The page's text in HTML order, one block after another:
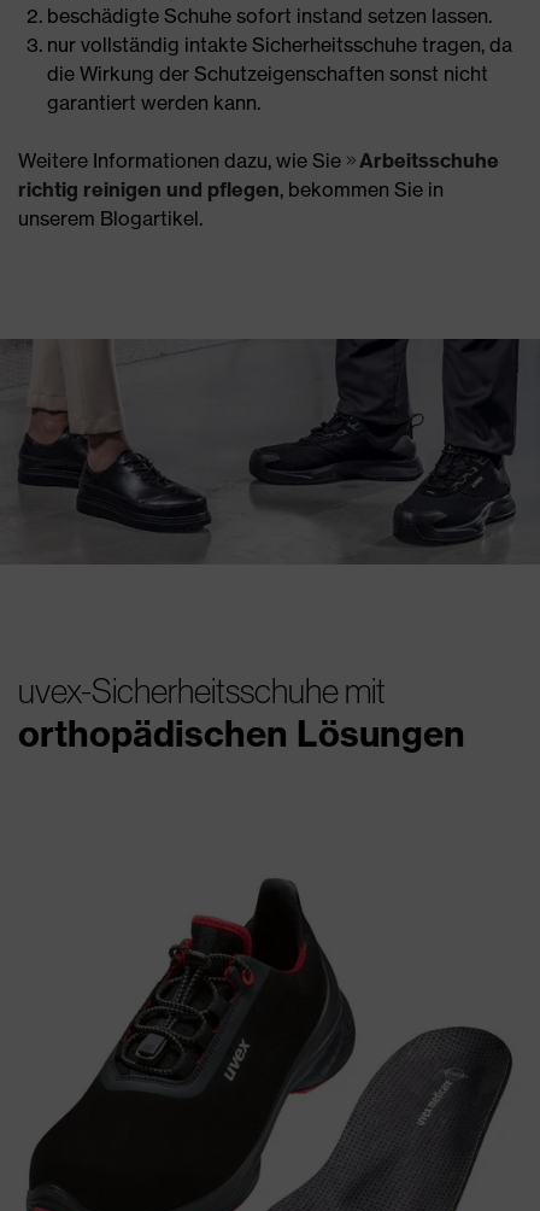
beschädigte Schuhe sofort instand setzen lassen.
nur vollständig intakte Sicherheitsschuhe tragen, da
die Wirkung der Schutzeigenschaften sonst nicht
garantiert werden kann.
Weitere Informationen dazu, wie Sie
Arbeitsschuhe
richtig reinigen und pflegen, bekommen Sie in
unserem Blogartikel.
uvex-Sicherheitsschuhe mit
orthopädischen Lösungen